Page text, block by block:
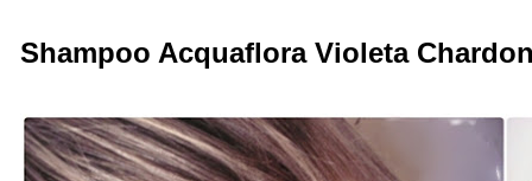
Shampoo Acquaflora Violeta